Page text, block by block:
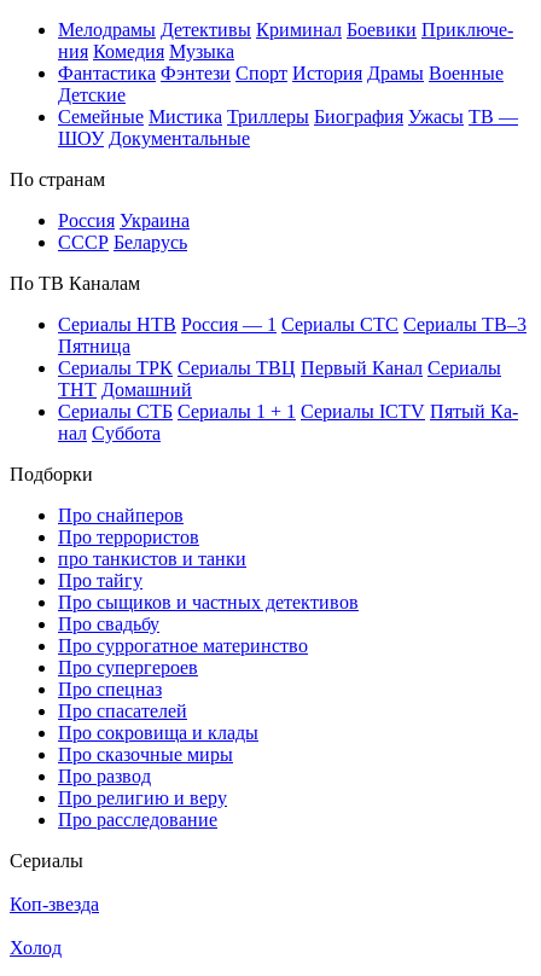
Ме­ло­дра­мы Де­тек­ти­вы Кри­ми­нал Бое­ви­ки При­клю­че­
ния Ко­ме­дия Му­зы­ка
Фан­та­сти­ка Фэн­те­зи Спорт Ис­то­рия Дра­мы Во­ен­ные
Дет­ские
Се­мей­ные Мис­ти­ка Трил­ле­ры Био­гра­фия Ужа­сы ТВ —
ШОУ До­ку­мен­таль­ные
По стра­нам
Рос­сия Ук­раи­на
СССР Бе­ла­русь
По ТВ Ка­на­лам
Се­риа­лы НТВ Рос­сия — 1 Се­риа­лы СТС Се­риа­лы ТВ–3
Пят­ни­ца
Се­риа­лы ТРК Се­риа­лы ТВЦ Пер­вый Ка­нал Се­риа­лы
ТНТ До­маш­ний
Се­риа­лы СТБ Се­риа­лы 1 + 1 Се­риа­лы ICTV Пя­тый Ка­
нал Суб­бо­та
Подборки
Про снайперов
Про террористов
про танкистов и танки
Про тайгу
Про сыщиков и частных детективов
Про свадьбу
Про суррогатное материнство
Про супергероев
Про спецназ
Про спасателей
Про сокровища и клады
Про сказочные миры
Про развод
Про религию и веру
Про расследование
Се­риа­лы
Коп-звезда
Холод